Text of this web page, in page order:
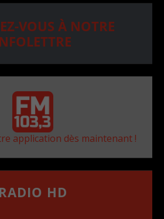
VOUS À NOTRE
application dès maintenant !
RADIO HD